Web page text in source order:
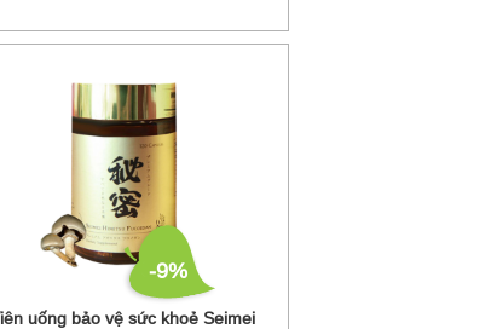
-9%
uống bảo vệ sức khoẻ Seimei